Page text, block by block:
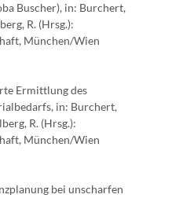
Buscher), in: Burchert,
R. (Hrsg.):
München/Wien
Ermittlung des
in: Burchert,
R. (Hrsg.):
München/Wien
bei unscharfen